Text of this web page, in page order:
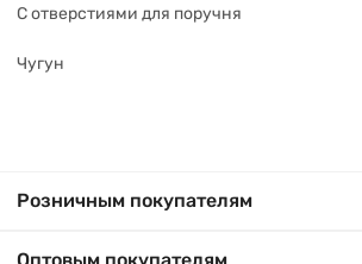
С отверстиями для поручня
Чугун
Розничным покупателям